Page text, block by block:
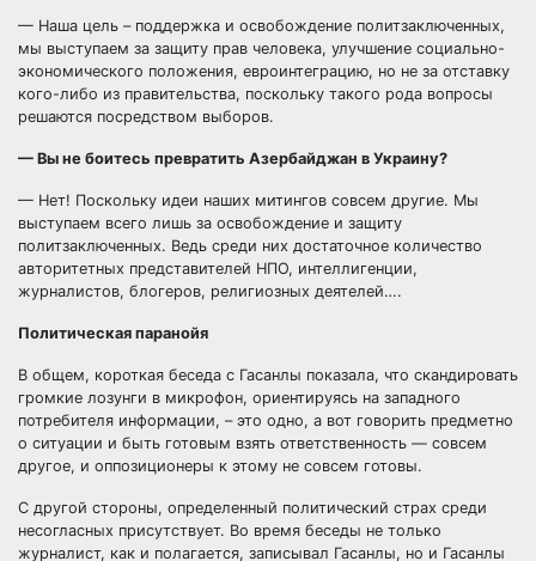
— Наша цель – поддержка и освобождение политзаключенных,
мы выступаем за защиту прав человека, улучшение социально-
экономического положения, евроинтеграцию, но не за отставку
кого-либо из правительства, поскольку такого рода вопросы
решаются посредством выборов.
— Вы не боитесь превратить Азербайджан в Украину?
— Нет! Поскольку идеи наших митингов совсем другие. Мы
выступаем всего лишь за освобождение и защиту
политзаключенных. Ведь среди них достаточное количество
авторитетных представителей НПО, интеллигенции,
журналистов, блогеров, религиозных деятелей….
Политическая паранойя
В общем, короткая беседа с Гасанлы показала, что скандировать
громкие лозунги в микрофон, ориентируясь на западного
потребителя информации, – это одно, а вот говорить предметно
о ситуации и быть готовым взять ответственность — совсем
другое, и оппозиционеры к этому не совсем готовы.
С другой стороны, определенный политический страх среди
несогласных присутствует. Во время беседы не только
журналист, как и полагается, записывал Гасанлы, но и Гасанлы